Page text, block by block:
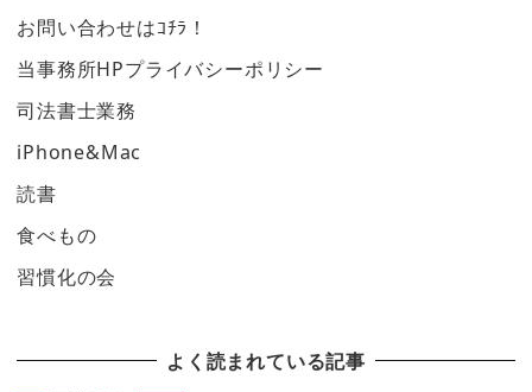
お問い合わせはｺﾁﾗ！
当事務所HPプライバシーポリシー
司法書士業務
iPhone&Mac
読書
食べもの
習慣化の会
よく読まれている記事